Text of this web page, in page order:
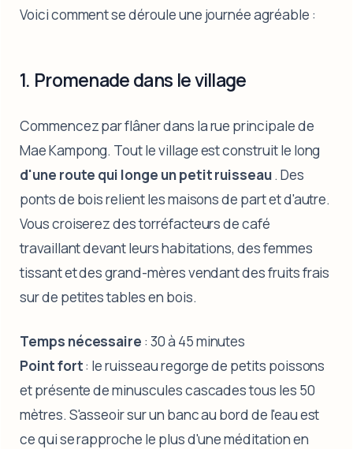
Voici comment se déroule une journée agréable :
1. Promenade dans le village
Commencez par flâner dans la rue principale de
Mae Kampong. Tout le village est construit le long
d'une route qui longe un petit ruisseau. Des
ponts de bois relient les maisons de part et d'autre.
Vous croiserez des torréfacteurs de café
travaillant devant leurs habitations, des femmes
tissant et des grand-mères vendant des fruits frais
sur de petites tables en bois.
Temps nécessaire : 30 à 45 minutes
Point fort: le ruisseau regorge de petits poissons
et présente de minuscules cascades tous les 50
mètres. S'asseoir sur un banc au bord de l'eau est
ce qui se rapproche le plus d'une méditation en